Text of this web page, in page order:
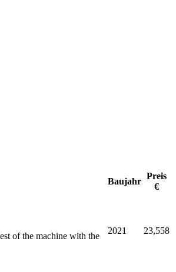
Baujahr
Preis
€
of the machine with the
2021 23,558